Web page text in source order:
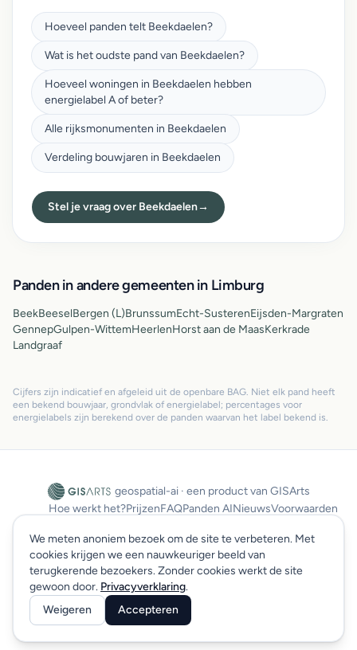
Hoeveel panden telt Beekdaelen?
Wat is het oudste pand van Beekdaelen?
Hoeveel woningen in Beekdaelen hebben
energielabel A of beter?
Alle rijksmonumenten in Beekdaelen
Verdeling bouwjaren in Beekdaelen
Stel je vraag over Beekdaelen→
Panden in andere gemeenten in Limburg
BeekBeeselBergen (L)BrunssumEcht-SusterenEijsden-Margraten
GennepGulpen-WittemHeerlenHorst aan de MaasKerkrade
Landgraaf
Cijfers zijn indicatief en afgeleid uit de openbare BAG. Niet elk pand heeft
een bekend bouwjaar, grondvlak of energielabel; percentages voor
energielabels zijn berekend over de panden waarvan het label bekend is.
geospatial-ai · een product van GISArts
Hoe werkt het?PrijzenFAQPanden AINieuwsVoorwaarden
© 2026 GISArts. Alle rechten voorbehouden.
We meten anoniem bezoek om de site te verbeteren. Met
cookies krijgen we een nauwkeuriger beeld van
terugkerende bezoekers. Zonder cookies werkt de site
gewoon door. Privacyverklaring.
Weigeren
Accepteren